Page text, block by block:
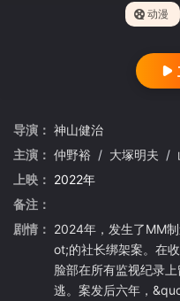
动漫
导演： 神山健治
主演： 仲野裕 / 大塚明夫 /
上映： 2022年
备注：
剧情： 2024年，发生了MM
ot;的社长绑架案。在
脸部在所有监视纪录
逃。案发后六年，